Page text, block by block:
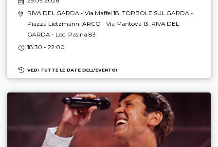
RIVA DEL GARDA - Via Maffei 18,TORBOLE SUL GARDA -
Piazza Lietzmann,ARCO - Via Mantova 13, RIVA DEL
GARDA - Loc. Pasina 83
18:30 - 22:00
VEDI TUTTE LE DATE DELL'EVENTO!